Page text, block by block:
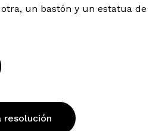
un bastón y un estatua de
resolución